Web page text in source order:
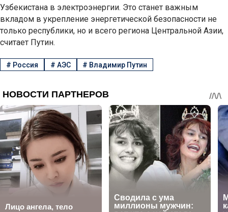
Узбекистана в электроэнергии. Это станет важным
вкладом в укрепление энергетической безопасности не
только республики, но и всего региона Центральной Азии,
считает Путин.
# Россия # АЭС # Владимир Путин